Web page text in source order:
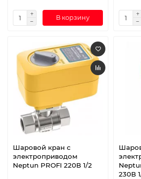
В корзину
Шаровой кран с
электроприводом
Neptun PROFI 220В 1/2
230В